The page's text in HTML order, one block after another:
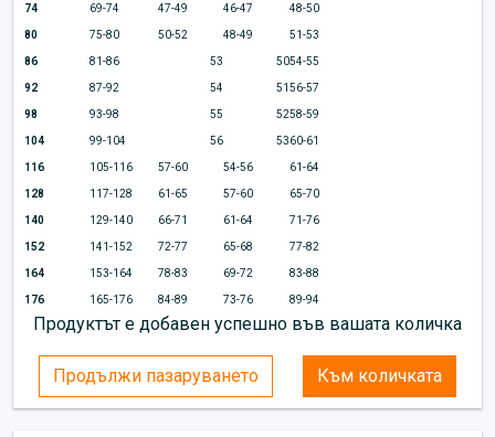
74 69-74 47-49 46-47 48-50
80 75-80 50-52 48-49 51-53
86 81-86 53 5054-55
92 87-92 54 5156-57
98 93-98 55 5258-59
104 99-104 56 5360-61
116 105-116 57-60 54-56 61-64
128 117-128 61-65 57-60 65-70
140 129-140 66-71 61-64 71-76
152 141-152 72-77 65-68 77-82
164 153-164 78-83 69-72 83-88
176 165-176 84-89 73-76 89-94
Продуктът е добавен успешно във вашата количка
Продължи пазаруването Към количката